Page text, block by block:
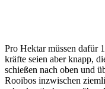
Pro Hektar müssen dafür
kräfte seien aber knapp,
schießen nach oben und
Rooibos inzwi­schen